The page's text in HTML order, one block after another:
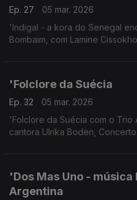
Ep. 27
05 mar. 2026
'Indigal - a kora do Senegal
Bombaim, com Lamine
'Folclore da Suécia
Ep. 32
05 mar. 2026
'Folclore da Suécia com o Trio
cantora Ulrika Boden,
'Dos Mas Uno -
Argentina